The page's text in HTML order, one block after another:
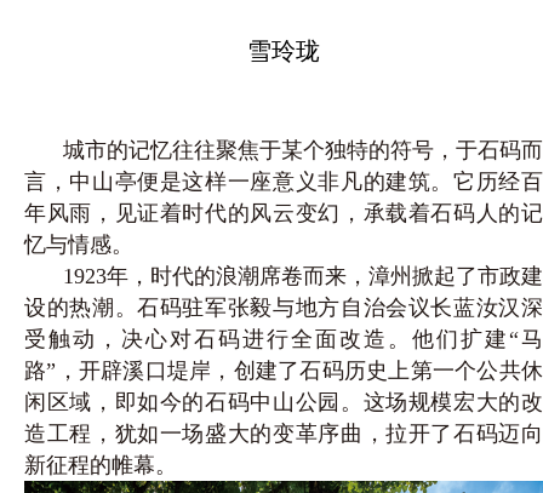
雪玲珑
城市的记忆往往聚焦于某个独特的符号，于石码而
言，中山亭便是这样一座意义非凡的建筑。它历经百
年风雨，见证着时代的风云变幻，承载着石码人的记
忆与情感。
1923年，时代的浪潮席卷而来，漳州掀起了市政建
设的热潮。石码驻军张毅与地方自治会议长蓝汝汉深
受触动，决心对石码进行全面改造。他们扩建“马
路”，开辟溪口堤岸，创建了石码历史上第一个公共休
闲区域，即如今的石码中山公园。这场规模宏大的改
造工程，犹如一场盛大的变革序曲，拉开了石码迈向
新征程的帷幕。